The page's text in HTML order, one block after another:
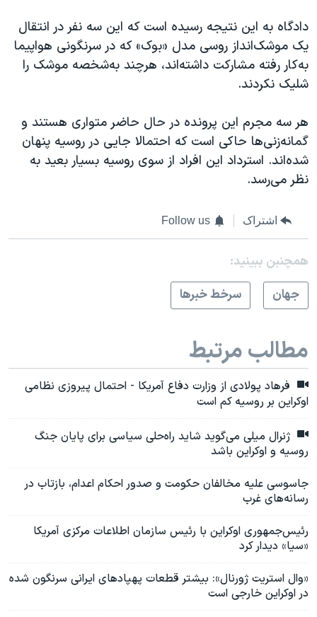
دادگاه به این نتیجه رسیده است که این سه نفر در انتقال
یک موشک‌انداز روسی مدل «بوک» که در سرنگونی هواپیما
به‌کار رفته مشارکت داشته‌اند، هرچند به‌شخصه موشک را
شلیک نکردند.
هر سه مجرم این پرونده در حال حاضر متواری هستند و
گمانه‌زنی‌ها حاکی است که احتمالا جایی در روسیه پنهان
شده‌اند. استرداد این افراد از سوی روسیه بسیار بعید به
نظر می‌رسد.
اشتراک Follow us
همچنبن ببینید:
جهان
سرخط خبرها
مطالب مرتبط
فرهاد پولادی از وزارت دفاع آمریکا - احتمال پیروزی نظامی
اوکراین بر روسیه کم است
ژنرال میلی می‌گوید شاید راه‌حلی سیاسی برای پایان جنگ
روسیه و اوکراین باشد
جاسوسی علیه مخالفان حکومت و صدور احکام اعدام، بازتاب در
رسانه‌های غرب
رئیس‌جمهوری اوکراین با رئیس سازمان اطلاعات مرکزی آمریکا
«سیا» دیدار کرد
«وال استریت ژورنال»: بیشتر قطعات پهپادهای ایرانی سرنگون شده
در اوکراین خارجی است